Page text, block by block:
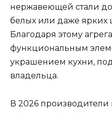
нержавеющей стали
белых или даже ярких
Благодаря этому
функциональным
украшением кухни,
владельца.
В 2026